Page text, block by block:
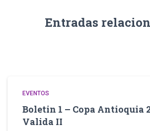
Entradas
EVENTOS
Boletin 1 – Copa Antioquia
Valida II